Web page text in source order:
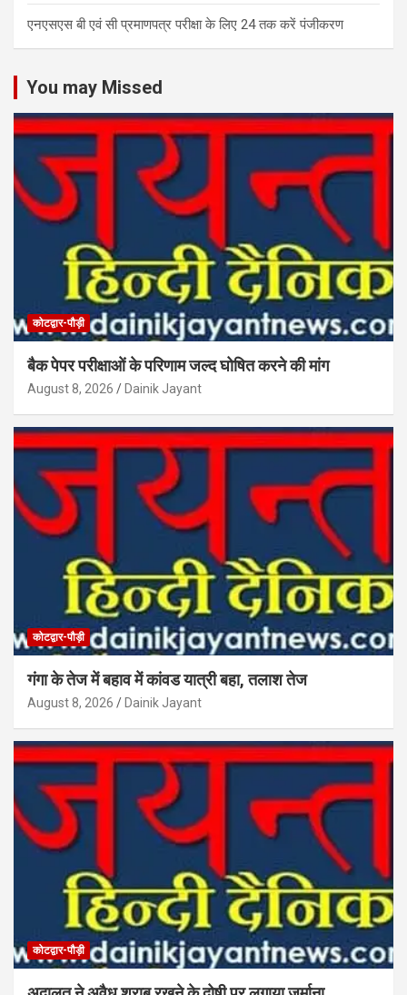
एनएसएस बी एवं सी प्रमाणपत्र परीक्षा के लिए 24 तक करें पंजीकरण
You may Missed
कोटद्वार-पौड़ी
बैक पेपर परीक्षाओं के परिणाम जल्द घोषित करने की मांग
August 8, 2026 Dainik Jayant
कोटद्वार-पौड़ी
गंगा के तेज में बहाव में कांवड यात्री बहा, तलाश तेज
August 8, 2026 Dainik Jayant
कोटद्वार-पौड़ी